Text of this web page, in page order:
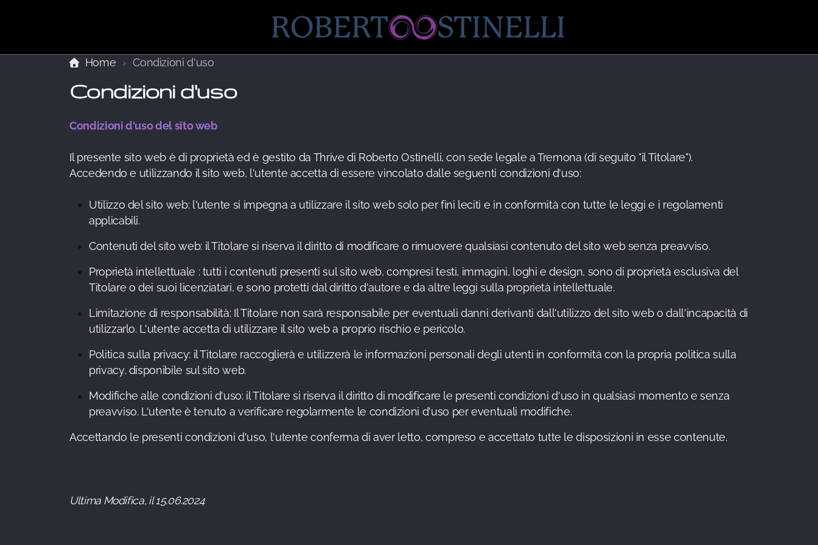
Home Condizioni d'uso
Condizioni d'uso
Condizioni d'uso del sito web
Il presente sito web è di proprietà ed è gestito da Thrive di Roberto Ostinelli, con sede legale a Tremona (di seguito "il Titolare").
Accedendo e utilizzando il sito web, l'utente accetta di essere vincolato dalle seguenti condizioni d'uso:
Utilizzo del sito web: l'utente si impegna a utilizzare il sito web solo per fini leciti e in conformità con tutte le leggi e i regolamenti
applicabili.
Contenuti del sito web: il Titolare si riserva il diritto di modificare o rimuovere qualsiasi contenuto del sito web senza preavviso.
Proprietà intellettuale : tutti i contenuti presenti sul sito web, compresi testi, immagini, loghi e design, sono di proprietà esclusiva del
Titolare o dei suoi licenziatari, e sono protetti dal diritto d'autore e da altre leggi sulla proprietà intellettuale.
Limitazione di responsabilità: Il Titolare non sarà responsabile per eventuali danni derivanti dall'utilizzo del sito web o dall'incapacità di
utilizzarlo. L'utente accetta di utilizzare il sito web a proprio rischio e pericolo.
Politica sulla privacy: il Titolare raccoglierà e utilizzerà le informazioni personali degli utenti in conformità con la propria politica sulla
privacy, disponibile sul sito web.
Modifiche alle condizioni d'uso: il Titolare si riserva il diritto di modificare le presenti condizioni d'uso in qualsiasi momento e senza
preavviso. L'utente è tenuto a verificare regolarmente le condizioni d'uso per eventuali modifiche.
Accettando le presenti condizioni d'uso, l'utente conferma di aver letto, compreso e accettato tutte le disposizioni in esse contenute.
Ultima Modifica, il 15.06.2024